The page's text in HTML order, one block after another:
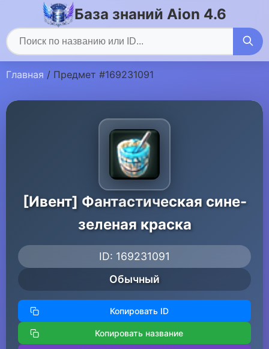
База знаний Aion 4.6
Главная / Предмет #169231091
[Ивент] Фантастическая сине-
зеленая краска
ID: 169231091
Обычный
Копировать ID
Копировать название